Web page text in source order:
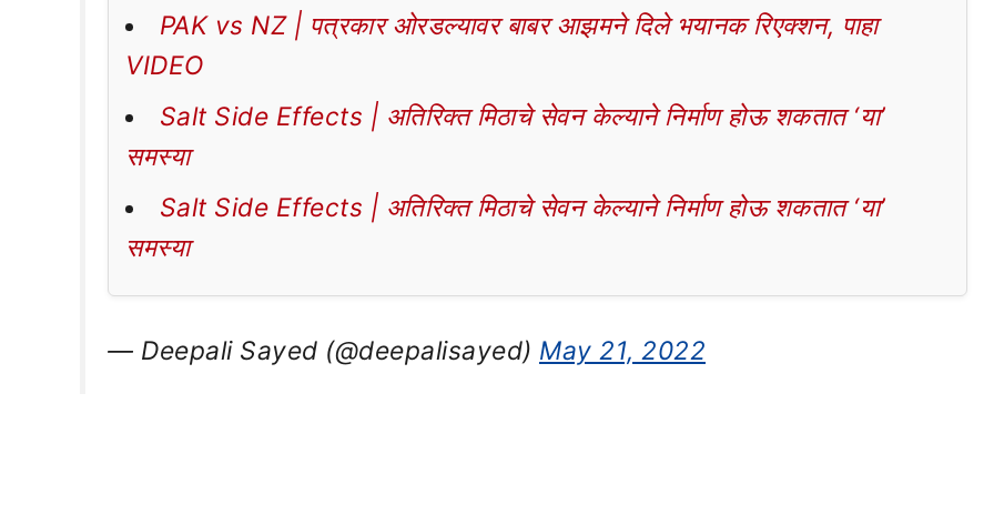
PAK vs NZ | पत्रकार ओरडल्यावर बाबर आझमने दिले भयानक रिएक्शन, पाहा
VIDEO
Salt Side Effects | अतिरिक्त मिठाचे सेवन केल्याने निर्माण होऊ शकतात ‘या’
समस्या
Salt Side Effects | अतिरिक्त मिठाचे सेवन केल्याने निर्माण होऊ शकतात ‘या’
समस्या
— Deepali Sayed (@deepalisayed) May 21, 2022